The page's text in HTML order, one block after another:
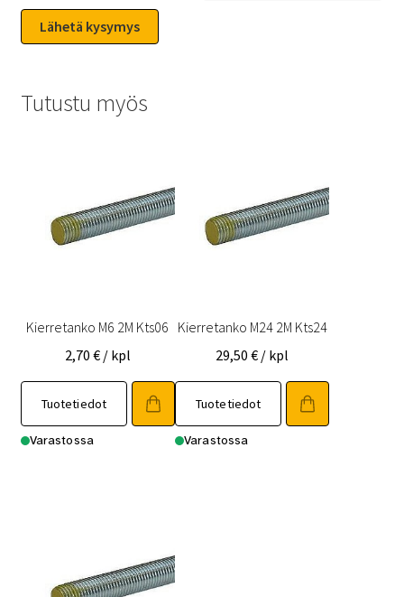
Tutustu myös
Kierretanko M6 2M Kts06
2,70 € / kpl
Tuotetiedot
Varastossa
Kierretanko M24 2M Kts24
29,50€ / kpl
Tuotetiedot
Varastossa